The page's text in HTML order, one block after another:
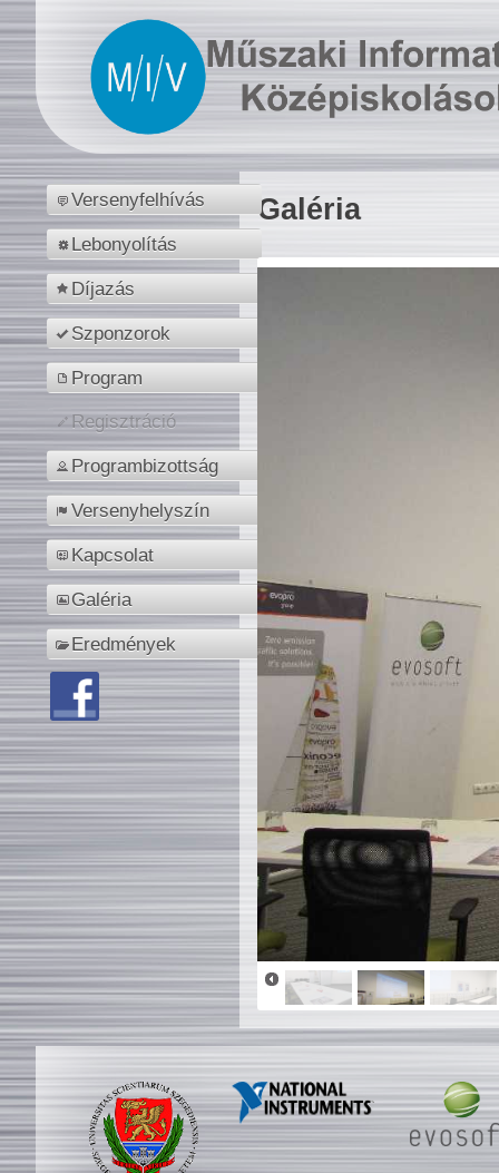
Versenyfelhívás
Lebonyolítás
Díjazás
Szponzorok
Program
Regisztráció
Programbizottság
Versenyhelyszín
Kapcsolat
Galéria
Eredmények
Galéria